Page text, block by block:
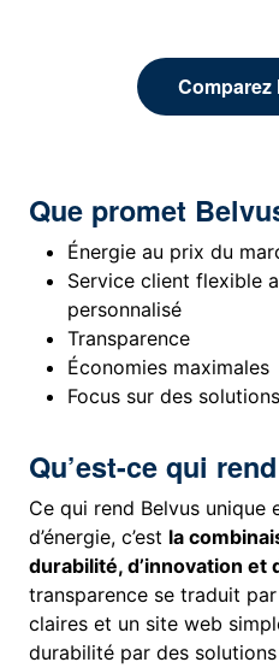
Comparez
Que promet
Énergie au prix du
Service client flexible
personnalisé
Transparence
Économies maximales
Focus sur des
Qu’est-ce qui
Ce qui rend Belvus unique
d’énergie, c’est la
durabilité, d’innovation et
transparence se traduit
claires et un site web
durabilité par des